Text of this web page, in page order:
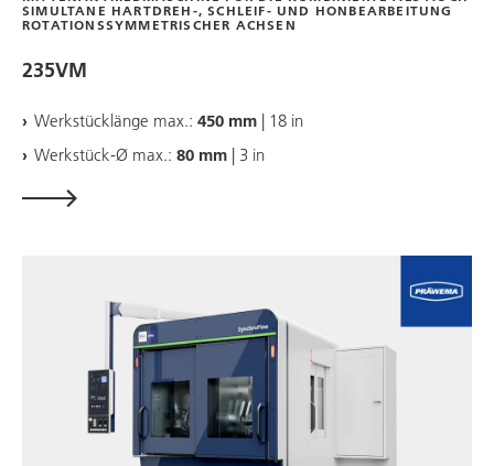
SIMULTANE HARTDREH-, SCHLEIF- UND HONBEARBEITUNG
ROTATIONSSYMMETRISCHER ACHSEN
235VM
Werkstücklänge max.: 450 mm | 18 in
Werkstück-Ø max.: 80 mm | 3 in